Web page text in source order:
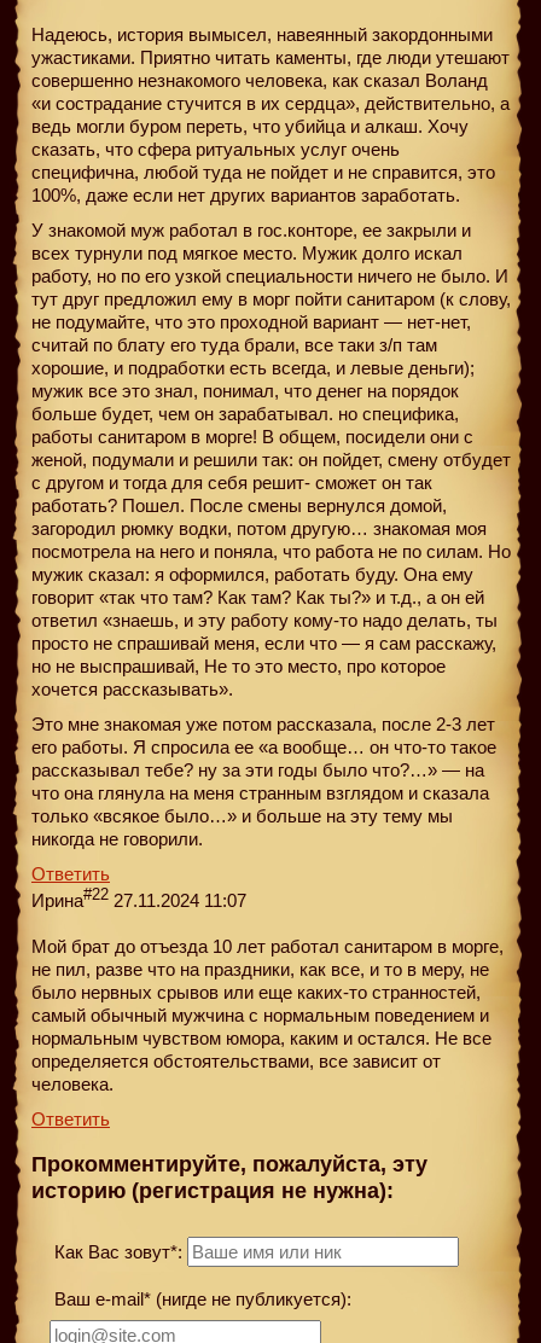
Надеюсь, история вымысел, навеянный закордонными
ужастиками. Приятно читать каменты, где люди утешают
совершенно незнакомого человека, как сказал Воланд
«и сострадание стучится в их сердца», действительно, а
ведь могли буром переть, что убийца и алкаш. Хочу
сказать, что сфера ритуальных услуг очень
специфична, любой туда не пойдет и не справится, это
100%, даже если нет других вариантов заработать.
У знакомой муж работал в гос.конторе, ее закрыли и
всех турнули под мягкое место. Мужик долго искал
работу, но по его узкой специальности ничего не было. И
тут друг предложил ему в морг пойти санитаром (к слову,
не подумайте, что это проходной вариант — нет-нет,
считай по блату его туда брали, все таки з/п там
хорошие, и подработки есть всегда, и левые деньги);
мужик все это знал, понимал, что денег на порядок
больше будет, чем он зарабатывал. но специфика,
работы санитаром в морге! В общем, посидели они с
женой, подумали и решили так: он пойдет, смену отбудет
с другом и тогда для себя решит- сможет он так
работать? Пошел. После смены вернулся домой,
загородил рюмку водки, потом другую… знакомая моя
посмотрела на него и поняла, что работа не по силам. Но
мужик сказал: я оформился, работать буду. Она ему
говорит «так что там? Как там? Как ты?» и т.д., а он ей
ответил «знаешь, и эту работу кому-то надо делать, ты
просто не спрашивай меня, если что — я сам расскажу,
но не выспрашивай, Не то это место, про которое
хочется рассказывать».
Это мне знакомая уже потом рассказала, после 2-3 лет
его работы. Я спросила ее «а вообще… он что-то такое
рассказывал тебе? ну за эти годы было что?…» — на
что она глянула на меня странным взглядом и сказала
только «всякое было…» и больше на эту тему мы
никогда не говорили.
Ответить
Ирина#22 27.11.2024 11:07
Мой брат до отъезда 10 лет работал санитаром в морге,
не пил, разве что на праздники, как все, и то в меру, не
было нервных срывов или еще каких-то странностей,
самый обычный мужчина с нормальным поведением и
нормальным чувством юмора, каким и остался. Не все
определяется обстоятельствами, все зависит от
человека.
Ответить
Прокомментируйте, пожалуйста, эту
историю (регистрация не нужна):
Как Вас зовут*:
Ваш e-mail* (нигде не публикуется):